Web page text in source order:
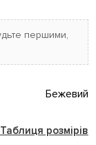
першими,
Бежевий
Таблиця розмірів